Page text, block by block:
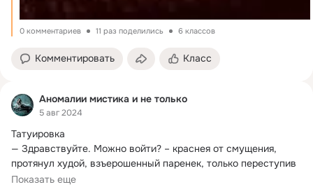
0 комментариев 11 раз поделились 6 классов
Комментировать Класс
Аномалии мистика и не только
5 авг 2024
Татуировка
— Здравствуйте. Можно войти? – краснея от смущения,
протянул худой, взъерошенный паренек, только переступив
порог тату салона.
Показать еще